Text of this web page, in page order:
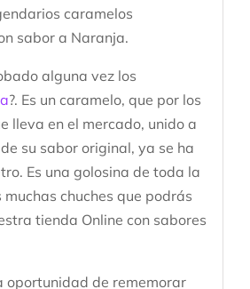
caramelos
sabor a Naranja.
alguna vez los
?. Es un caramelo, que por los
lleva en el mercado, unido a
su sabor original, ya se ha
Es una golosina de toda la
chuches que podrás
tienda Online con sabores
oportunidad de rememorar